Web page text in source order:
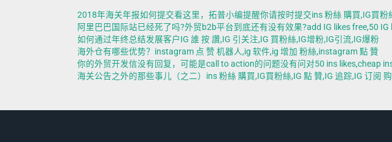
2018年海关年报如何提交看这里，拓普小编提醒你请按时提交ins 粉絲 購買,IG買粉
阿里巴巴国际站已经死了吗?外贸b2b平台到底还有没有效果?add IG likes free,50
如何通过年终总结发展客户IG 誰 按 讚,IG 引关注,IG 買粉絲,IG增粉,IG引流,IG爆粉
海外仓有哪些优势？instagram 点 赞 机器人,ig 软件,ig 增加 粉絲,instagram 點 贊
你的外贸开发信没有回复，可能是call to action的问题没有问对50 ins likes,cheap
海关公告之外的那些事儿（之二）ins 粉絲 購買,IG買粉絲,IG 點 贊,IG 追踪,IG 订阅